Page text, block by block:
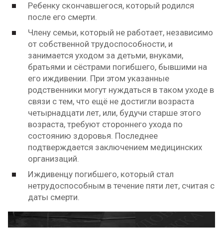
Ребенку скончавшегося, который родился
после его смерти.
Члену семьи, который не работает, независимо
от собственной трудоспособности, и
занимается уходом за детьми, внуками,
братьями и сёстрами погибшего, бывшими на
его иждивении. При этом указанные
родственники могут нуждаться в таком уходе в
связи с тем, что ещё не достигли возраста
четырнадцати лет, или, будучи старше этого
возраста, требуют стороннего ухода по
состоянию здоровья. Последнее
подтверждается заключением медицинских
организаций.
Иждивенцу погибшего, который стал
нетрудоспособным в течение пяти лет, считая с
даты смерти.